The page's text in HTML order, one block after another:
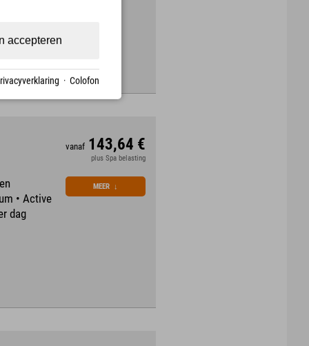
• Active
dag
vanaf 143,64 €
plus Spa belasting
MEER ↓
accepteren
· Colofon